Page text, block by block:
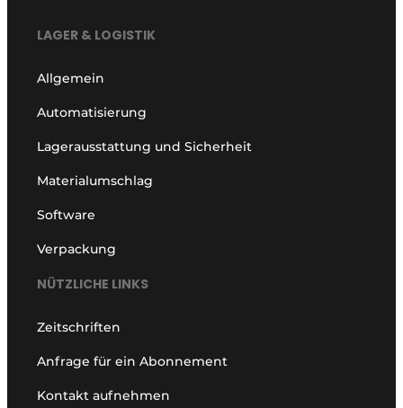
LAGER & LOGISTIK
Allgemein
Automatisierung
Lagerausstattung und Sicherheit
Materialumschlag
Software
Verpackung
NÜTZLICHE LINKS
Zeitschriften
Anfrage für ein Abonnement
Kontakt aufnehmen